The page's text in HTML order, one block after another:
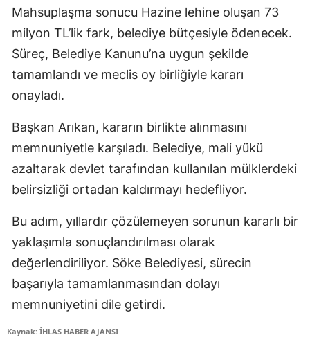
Mahsuplaşma sonucu Hazine lehine oluşan 73
milyon TL’lik fark, belediye bütçesiyle ödenecek.
Süreç, Belediye Kanunu’na uygun şekilde
tamamlandı ve meclis oy birliğiyle kararı
onayladı.
Başkan Arıkan, kararın birlikte alınmasını
memnuniyetle karşıladı. Belediye, mali yükü
azaltarak devlet tarafından kullanılan mülklerdeki
belirsizliği ortadan kaldırmayı hedefliyor.
Bu adım, yıllardır çözülemeyen sorunun kararlı bir
yaklaşımla sonuçlandırılması olarak
değerlendiriliyor. Söke Belediyesi, sürecin
başarıyla tamamlanmasından dolayı
memnuniyetini dile getirdi.
Kaynak: İHLAS HABER AJANSI